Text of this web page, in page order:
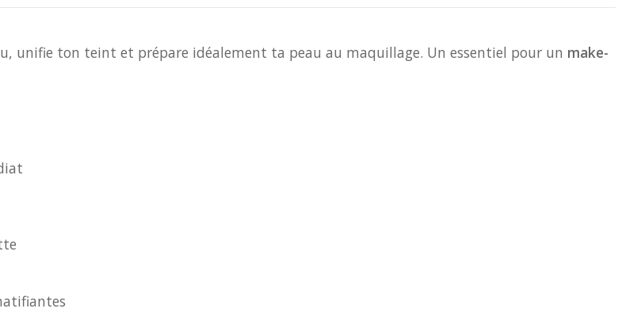
unifie ton teint et prépare idéalement ta peau au maquillage. Un essentiel pour un make-